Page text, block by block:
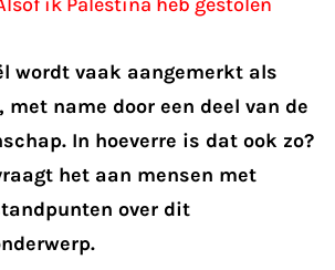
wordt vaak aangemerkt als
name door een deel van de
In hoeverre is dat ook zo?
het aan mensen met
over dit